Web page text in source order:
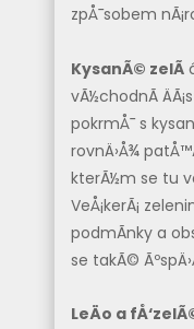
zpÅ¯sobem
KysanÃ© zelÃ­
vÃ½chodnÃ­
pokrmÅ¯ s
rovnÄ›Å¾
kterÃ½m se tu
VeÅ¡kerÃ¡
podmÃ­nky a
se takÃ©
LeÄo a